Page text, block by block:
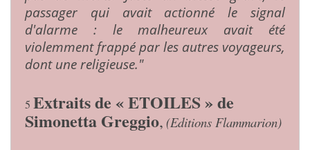
passager qui avait actionné le signal
d'alarme : le malheureux avait été
violemment frappé par les autres voyageurs,
dont une religieuse."
5 Extraits de « ETOILES » de
Simonetta Greggio, (Editions Flammarion)